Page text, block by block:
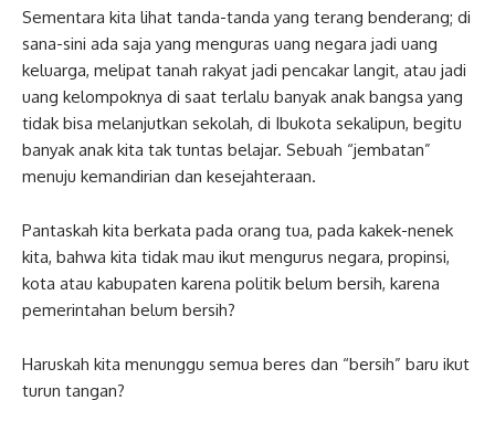
Sementara kita lihat tanda-tanda yang terang benderang; di
sana-sini ada saja yang menguras uang negara jadi uang
keluarga, melipat tanah rakyat jadi pencakar langit, atau jadi
uang kelompoknya di saat terlalu banyak anak bangsa yang
tidak bisa melanjutkan sekolah, di Ibukota sekalipun, begitu
banyak anak kita tak tuntas belajar. Sebuah “jembatan”
menuju kemandirian dan kesejahteraan.
Pantaskah kita berkata pada orang tua, pada kakek-nenek
kita, bahwa kita tidak mau ikut mengurus negara, propinsi,
kota atau kabupaten karena politik belum bersih, karena
pemerintahan belum bersih?
Haruskah kita menunggu semua beres dan “bersih” baru ikut
turun tangan?